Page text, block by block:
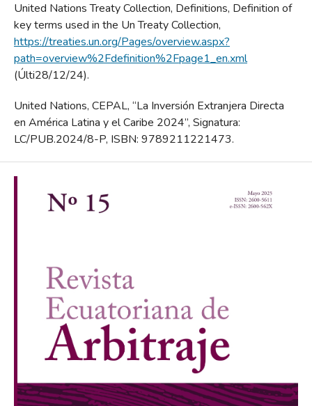
United Nations Treaty Collection, Definitions, Definition of
key terms used in the Un Treaty Collection,
https://treaties.un.org/Pages/overview.aspx?
path=overview%2Fdefinition%2Fpage1_en.xml
(Últi28/12/24).
United Nations, CEPAL, “La Inversión Extranjera Directa
en América Latina y el Caribe 2024”, Signatura:
LC/PUB.2024/8-P, ISBN: 9789211221473.